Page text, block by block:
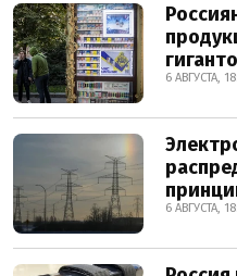
6 АВГУСТА,
6 АВГУСТА,